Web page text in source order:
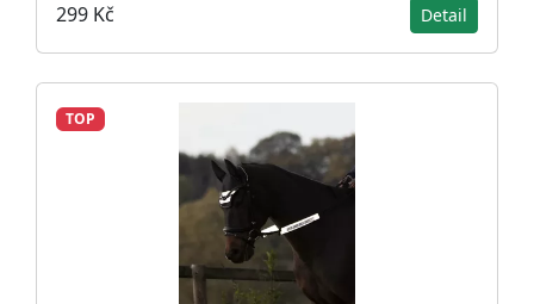
299 Kč Detail
TOP